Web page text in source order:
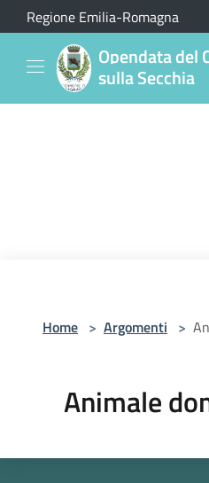
Salta al contenuto principale
Regione Emilia-Romagna
Opendata del
sulla Secchia
Home > Argomenti >
Animale